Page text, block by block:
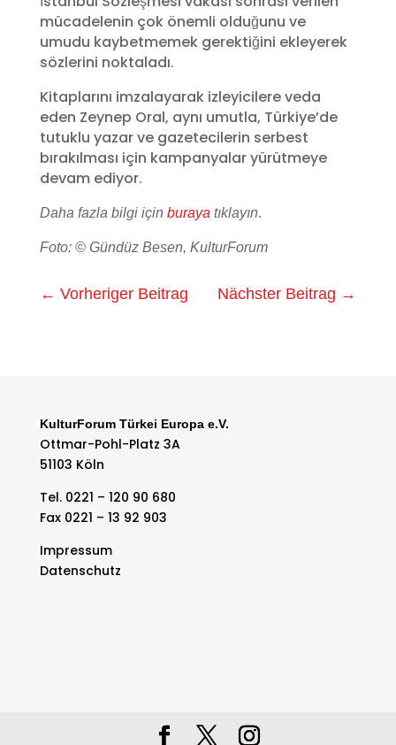
mücadelenin çok önemli olduğunu ve
umudu kaybetmemek gerektiğini ekleyerek
sözlerini noktaladı.
Kitaplarını imzalayarak izleyicilere veda
eden Zeynep Oral, aynı umutla, Türkiye’de
tutuklu yazar ve gazetecilerin serbest
bırakılması için kampanyalar yürütmeye
devam ediyor.
Daha fazla bilgi için buraya tıklayın.
Foto: © Gündüz Besen, KulturForum
← Vorheriger Beitrag Nächster Beitrag →
KulturForum Türkei Europa e.V.
Ottmar-Pohl-Platz 3A
51103 Köln
Tel. 0221 – 120 90 680
Fax 0221 – 13 92 903
Impressum
Datenschutz